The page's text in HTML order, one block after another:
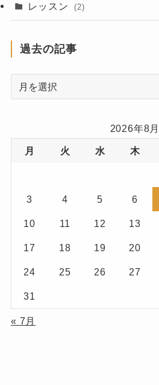
(7)
(7)
レッスン (2)
過去の記事
事
2026年8月
月 火 水 木
3 4 5 6
10 11 12 13
17 18 19 20
24 25 26 27
31
« 7月